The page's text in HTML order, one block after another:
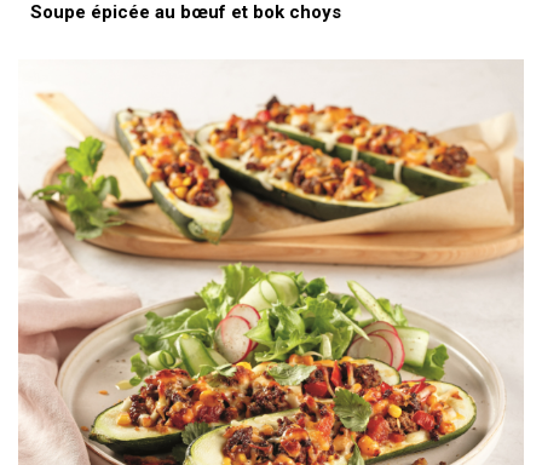
Soupe épicée au bœuf et bok choys